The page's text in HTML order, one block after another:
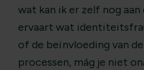
wat kan ik er zelf nog aan
ervaart wat
of de beïnvloeding van
processen, mág je niet